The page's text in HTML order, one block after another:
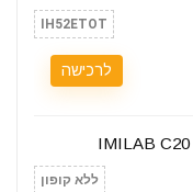
IH52ETOT
לרכישה
ללא קופון